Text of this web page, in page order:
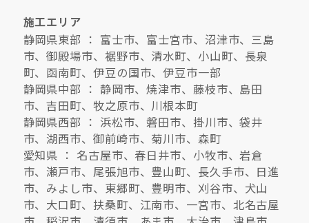
施工エリア
静岡県東部 ： 富士市、富士宮市、沼津市、三島
市、御殿場市、裾野市、清水町、小山町、長泉
町、函南町、伊豆の国市、伊豆市一部
静岡県中部 ： 静岡市、焼津市、藤枝市、島田
市、吉田町、牧之原市、川根本町
静岡県西部 ： 浜松市、磐田市、掛川市、袋井
市、湖西市、御前崎市、菊川市、森町
愛知県 ： 名古屋市、春日井市、小牧市、岩倉
市、瀬戸市、尾張旭市、豊山町、長久手市、日進
市、みよし市、東郷町、豊明市、刈谷市、犬山
市、大口町、扶桑町、江南市、一宮市、北名古屋